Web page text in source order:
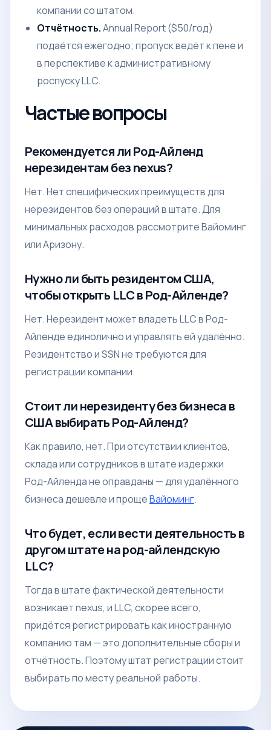
компании со штатом.
Отчётность.Annual Report ($50/год)
подаётся ежегодно; пропуск ведёт к пене и
в перспективе к административному
роспуску LLC.
Частые вопросы
Рекомендуется ли Род-Айленд
нерезидентам без nexus?
Нет. Нет специфических преимуществ для
нерезидентов без операций в штате. Для
минимальных расходов рассмотрите Вайоминг
или Аризону.
Нужно ли быть резидентом США,
чтобы открыть LLC в Род-Айленде?
Нет. Нерезидент может владеть LLC в Род-
Айленде единолично и управлять ей удалённо.
Резидентство и SSN не требуются для
регистрации компании.
Стоит ли нерезиденту без бизнеса в
США выбирать Род-Айленд?
Как правило, нет. При отсутствии клиентов,
склада или сотрудников в штате издержки
Род-Айленда не оправданы — для удалённого
бизнеса дешевле и прощеВайоминг.
Что будет, если вести деятельность в
другом штате на род-айлендскую
LLC?
Тогда в штате фактической деятельности
возникает nexus, и LLC, скорее всего,
придётся регистрировать как иностранную
компанию там — это дополнительные сборы и
отчётность. Поэтому штат регистрации стоит
выбирать по месту реальной работы.